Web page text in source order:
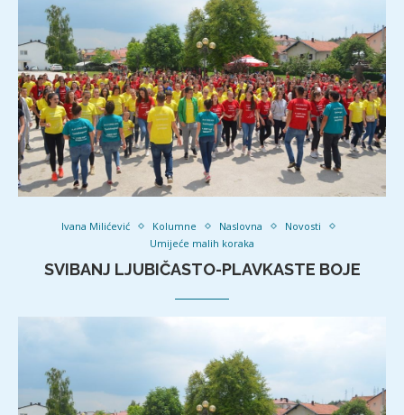
Ivana Milićević Kolumne Naslovna
Novosti
Umijeće malih koraka
SVIBANJ LJUBIČASTO-PLAVKASTE BOJE